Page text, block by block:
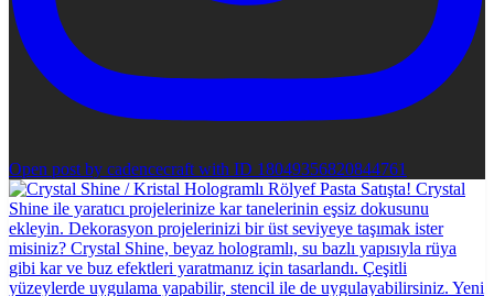
Open post by cadencecraft with ID 18049356820844761